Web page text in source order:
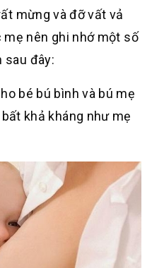
mừng và đỡ vất vả
mẹ nên ghi nhớ một số
sau đây:
bé bú bình và bú mẹ
khả kháng như mẹ